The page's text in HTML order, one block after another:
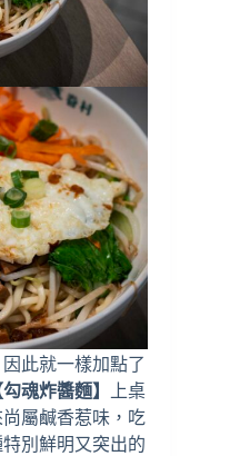
此就一樣加點了
勾魂炸醬麵】
上桌
屬鹹香惹味，吃
別鮮明又突出的